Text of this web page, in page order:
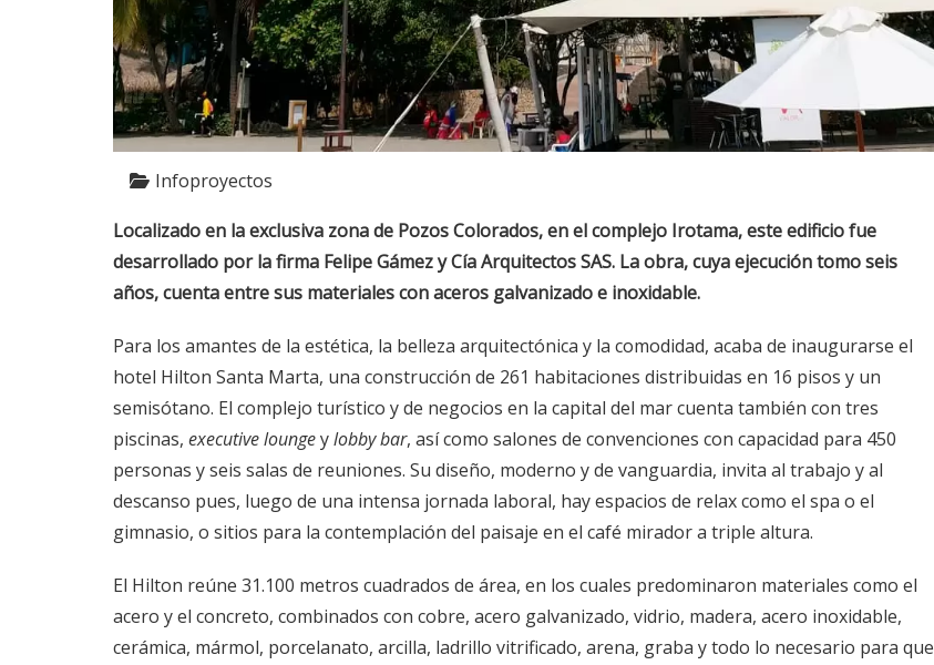
Infoproyectos
Localizado en la exclusiva zona de Pozos Colorados, en el complejo Irotama, este edificio fue
desarrollado por la firma Felipe Gámez y Cía Arquitectos SAS. La obra, cuya ejecución tomo seis
años, cuenta entre sus materiales con aceros galvanizado e inoxidable.
Para los amantes de la estética, la belleza arquitectónica y la comodidad, acaba de inaugurarse el
hotel Hilton Santa Marta, una construcción de 261 habitaciones distribuidas en 16 pisos y un
semisótano. El complejo turístico y de negocios en la capital del mar cuenta también con tres
piscinas, executive loungeylobby bar, así como salones de convenciones con capacidad para 450
personas y seis salas de reuniones. Su diseño, moderno y de vanguardia, invita al trabajo y al
descanso pues, luego de una intensa jornada laboral, hay espacios de relax como el spa o el
gimnasio, o sitios para la contemplación del paisaje en el café mirador a triple altura.
El Hilton reúne 31.100 metros cuadrados de área, en los cuales predominaron materiales como el
acero y el concreto, combinados con cobre, acero galvanizado, vidrio, madera, acero inoxidable,
cerámica, mármol, porcelanato, arcilla, ladrillo vitrificado, arena, graba y todo lo necesario para que